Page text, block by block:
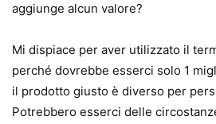
aggiunge alcun valore?
Mi dispiace per aver utilizzato il
perché dovrebbe esserci solo 1
il prodotto giusto è diverso per
Potrebbero esserci delle